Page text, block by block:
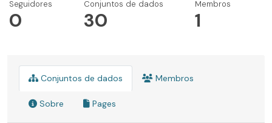
Seguidores
0
Conjuntos de dados
30
Membros
1
Conjuntos de dados Membros
Sobre Pages